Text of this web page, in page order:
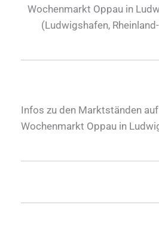
Wochenmarkt Oppau in
(Ludwigshafen,
Infos zu den Marktständen
Wochenmarkt Oppau in